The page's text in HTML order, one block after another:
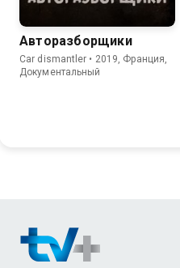
Авторазборщики
Car dismantler • 2019, Франция,
Документальный